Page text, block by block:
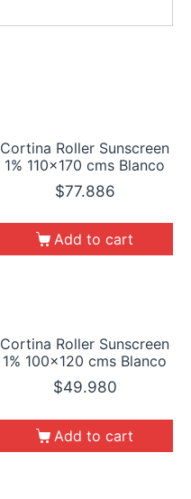
Cortina Roller Sunscreen
1% 110×170 cms Blanco
$77.886
Add to cart
Cortina Roller Sunscreen
1% 100×120 cms Blanco
$49.980
Add to cart